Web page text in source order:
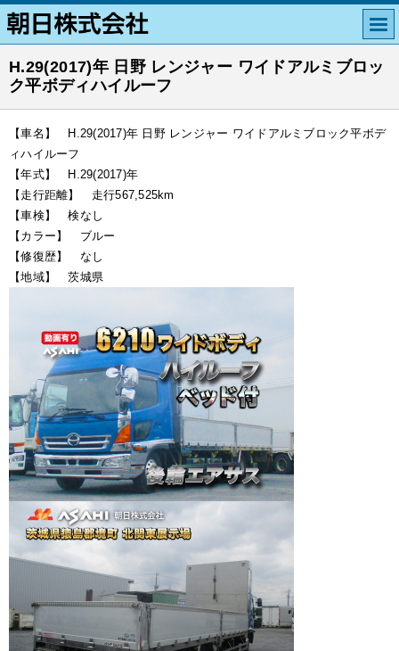
H.29(2017)年 日野 レンジャー ワイドアルミブロッ
ク平ボディハイルーフ
【車名】 H.29(2017)年 日野 レンジャー ワイドアルミブロック平ボデ
ィハイルーフ
【年式】 H.29(2017)年
【走行距離】 走行567,525km
【車検】 検なし
【カラー】 ブルー
【修復歴】 なし
【地域】 茨城県